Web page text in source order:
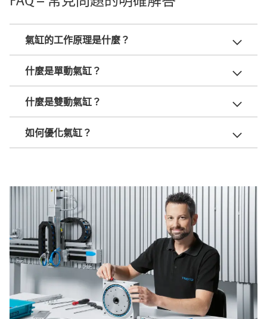
氣缸的工作原理是什麼？
什麼是單動氣缸？
什麼是雙動氣缸？
如何優化氣缸？